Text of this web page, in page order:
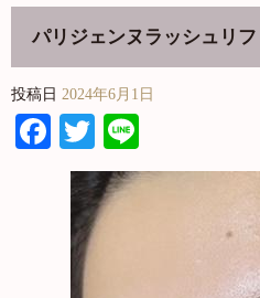
パリジェンヌラッシュリ
投稿日 2024年6月1日
Facebook
Twitter